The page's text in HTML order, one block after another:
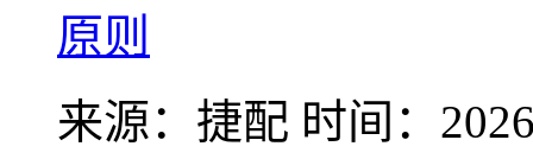
原则
来源：捷配 时间：